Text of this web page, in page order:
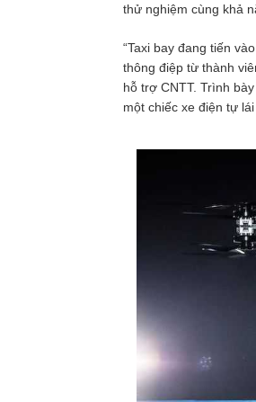
thử nghiệm cùng khả
“Taxi bay đang tiến
thông điệp từ thành
hỗ trợ CNTT. Trình
một chiếc xe điện tự